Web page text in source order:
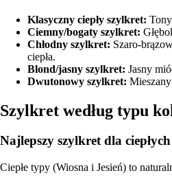
Klasyczny ciepły szylkret:
Ciemny/bogaty szylkret:
Chłodny szylkret: Szaro-
ciepła.
Blond/jasny szylkret: Jasny
Dwutonowy szylkret:
Szylkret według typu
Najlepszy szylkret dla
Ciepłe typy (Wiosna i Jesień) to